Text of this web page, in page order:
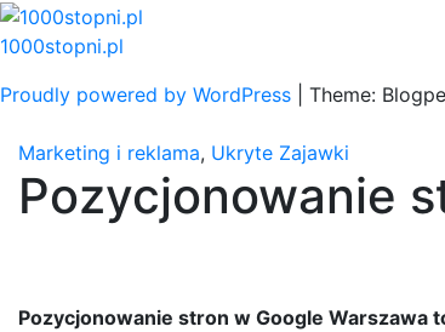
Skip
to
1000stopni.pl
Proudly powered by WordPress
Theme:
Marketing i reklama, Ukryte Zajawki
Pozycjonowanie
Pozycjonowanie stron w Google Warszawa